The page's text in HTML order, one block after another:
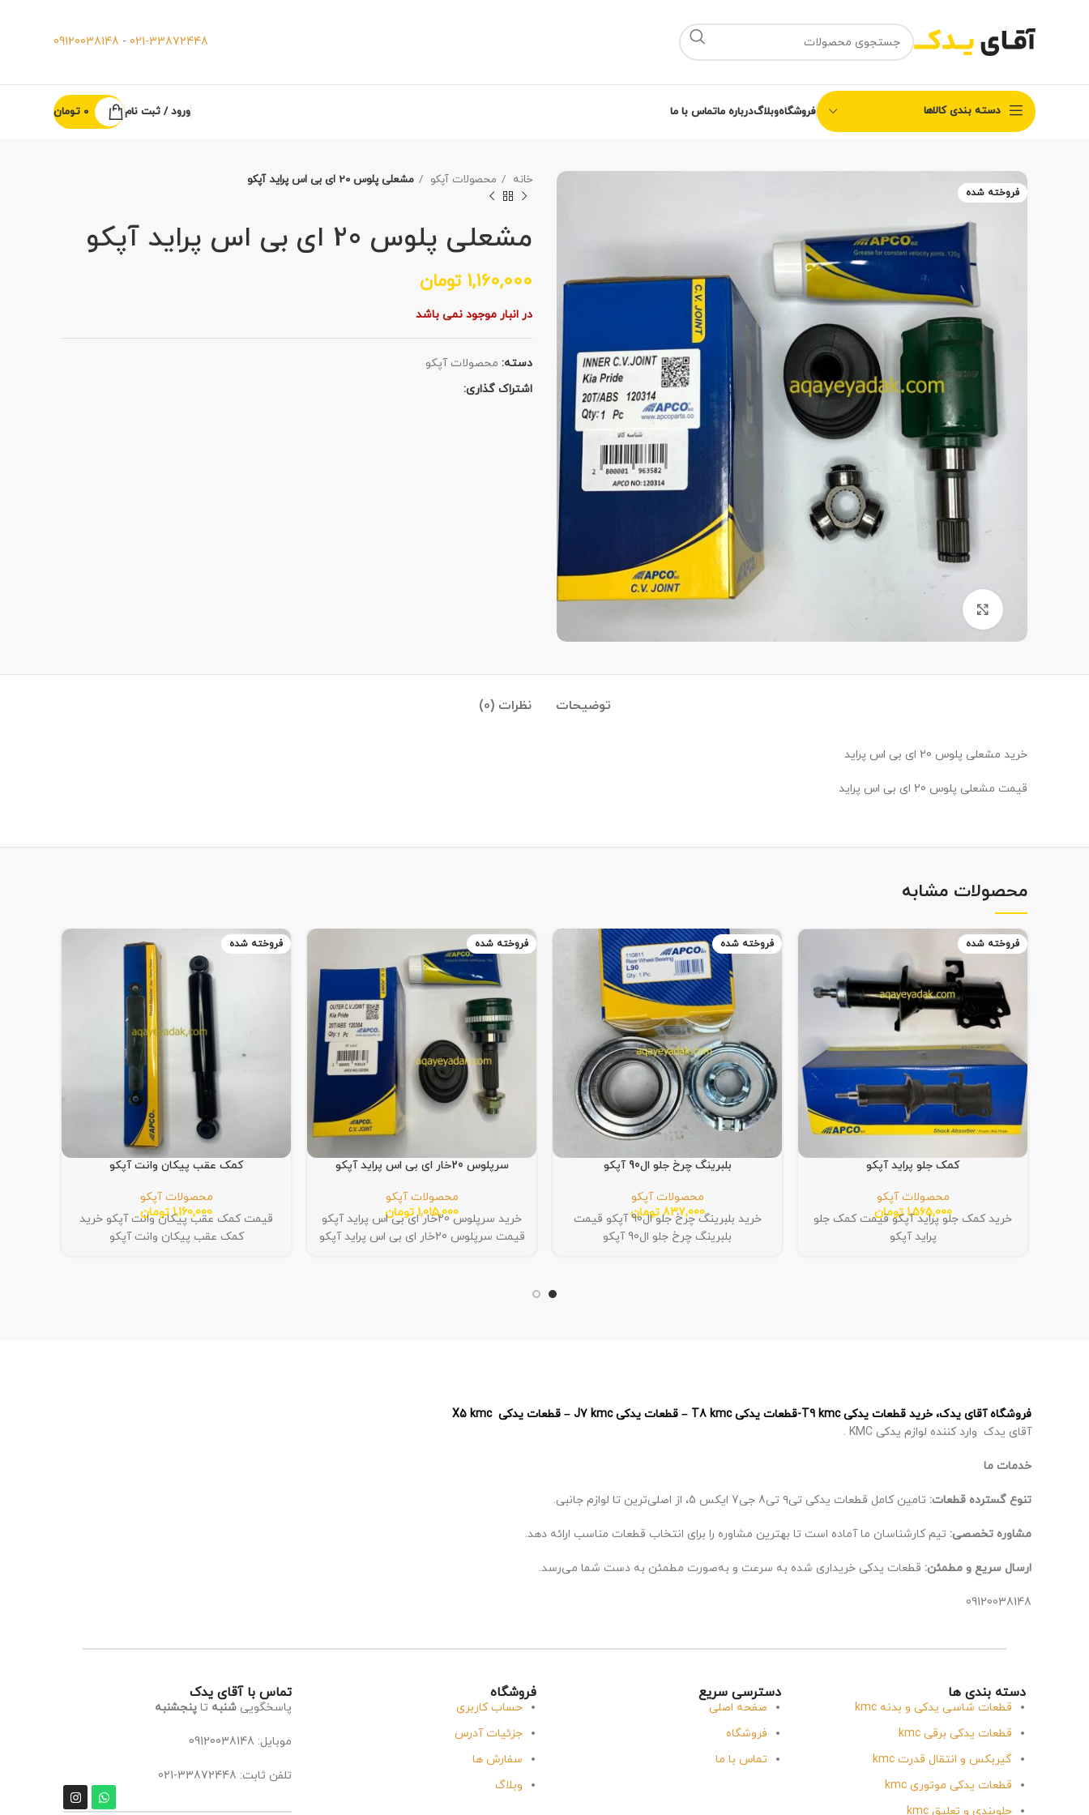
021-33872448
-
09120038148
دسته بندی کالاها فروشگاهوبلاگدرباره ماتماس با ما ورود / ثبت نام 0 تومان
فروخته شده
خانه محصولات آپکو مشعلی پلوس 20 ای بی اس پراید آپکو
مشعلی پلوس 20 ای بی اس پراید آپکو
1,160,000 تومان
در انبار موجود نمی باشد
دسته: محصولات آپکو
اشتراک گذاری:
توضیحات نظرات (0)
خرید مشعلی پلوس 20 ای بی اس پراید
قیمت مشعلی پلوس 20 ای بی اس پراید
محصولات مشابه
فروخته شده
کمک جلو پراید آپکو
محصولات آپکو
1,565,000 تومان
خرید کمک جلو پراید آپکو قیمت کمک جلو
پراید آپکو
فروخته شده
بلبرینگ چرخ جلو ال90 آپکو
محصولات آپکو
837,000 تومانخرید بلبرینگ چرخ جلو ال90 آپکو قیمت
بلبرینگ چرخ جلو ال90 آپکو
فروخته شده
سرپلوس 20خار ای بی اس پراید آپکو
محصولات آپکو
1,015,000 تومان
خرید سرپلوس 20خار ای بی اس پراید آپکو
قیمت سرپلوس 20خار ای بی اس پراید آپکو
فروخته شده
کمک عقب پیکان وانت آپکو
محصولات آپکو
1,160,000 تومان
قیمت کمک عقب پیکان وانت آپکو خرید
کمک عقب پیکان وانت آپکو
فروشگاه آقای یدک، خرید قطعات یدکی T9 kmc-قطعات یدکی T8 kmc – قطعات یدکی J7 kmc – قطعات یدکی X5 kmc
آقای یدک وارد کننده لوازم یدکی KMC .
خدمات ما
تنوع گسترده قطعات: تامین کامل قطعات یدکی تی۹ تی8 جی7 ایکس 5، از اصلی‌ترین تا لوازم جانبی.
مشاوره تخصصی: تیم کارشناسان ما آماده است تا بهترین مشاوره را برای انتخاب قطعات مناسب ارائه دهد.
ارسال سریع و مطمئن: قطعات یدکی خریداری شده به سرعت و به‌صورت مطمئن به دست شما می‌رسد.
09120038148
دسته بندی ها
قطعات شاسی یدکی و بدنه kmc
قطعات یدکی برقی kmc
گیربکس و انتقال قدرت kmc
قطعات یدکی موتوری kmc
جلوبندی و تعلیق kmc
دسترسی سریع
صفحه اصلی
فروشگاه
تماس با ما
فروشگاه
حساب کاربری
جزئیات آدرس
سفارش ها
وبلاگ
تماس با آقای یدک
پاسخگویی شنبه تا پنجشنبه
موبایل: 09120038148
تلفن ثابت: 33872448-021